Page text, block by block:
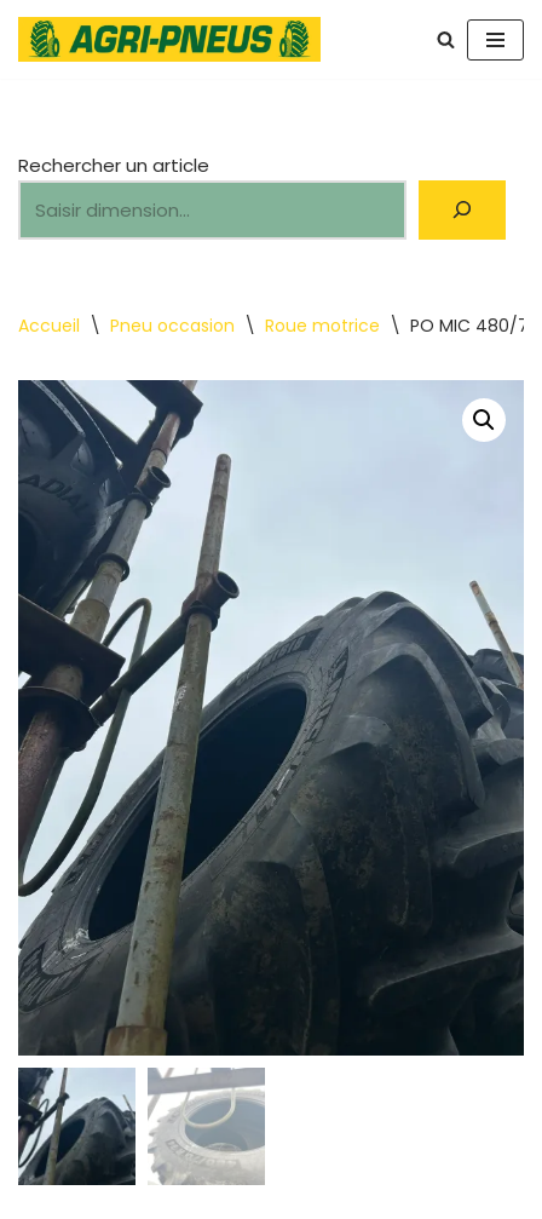
Aller
Accueil \ Pneu occasion \ Roue motrice \ PO MIC 480/
Rechercher un article